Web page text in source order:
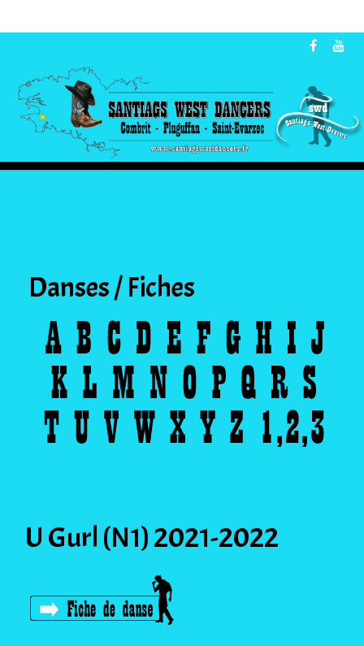
Danses / Fiches
U Gurl (N1) 2021-2022